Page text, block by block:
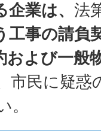
業は、 法
工事の請負
および一般
市民に疑惑
。